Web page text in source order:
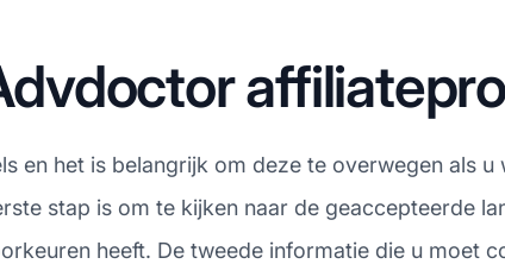
en het is belangrijk om deze te overwegen als
stap is om te kijken naar de geaccepteerde
heeft. De tweede informatie die u moet